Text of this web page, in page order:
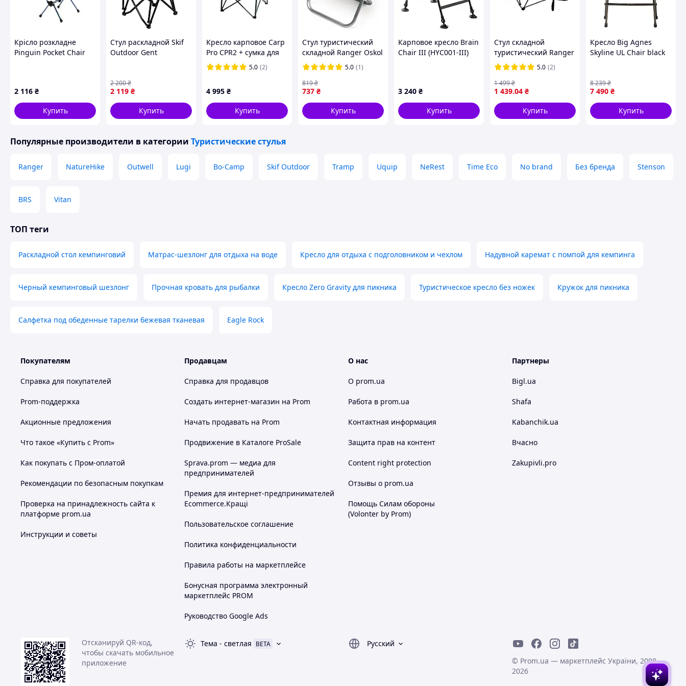
Крісло розкладне
Pinguin Pocket Chair
2 116 ₴
Купить
Стул раскладной Skif
Outdoor Gent
2 119 ₴
2 200₴
Купить
Кресло карповое Carp
Pro CPR2 + сумка для
переноски (комплект)
5.0 (2)
4 995 ₴
Купить
Стул туристический
складной Ranger Oskol
RA 4424 алюминиевый
для рыбалки и
пикника
5.0 (1)
737 ₴
819₴
Купить
Карповое кресло Brain
Chair III (HYC001-III)
3 240 ₴
Купить
Стул складной
туристический Ranger
Relax (RA 2255)
5.0 (2)
1 439.04 ₴
1 499₴
Купить
Кресло Big Agnes
Skyline UL Chair black
7 490 ₴
8 239₴
Купить
Популярные производители в категории Туристические стулья
Ranger NatureHike Outwell Lugi Bo-Camp Skif Outdoor Tramp Uquip NeRest Time Eco No brand Без бренда Stenson
BRS Vitan
ТОП теги
Раскладной стол кемпинговий Матрас-шезлонг для отдыха на воде Кресло для отдыха с подголовником и чехлом Надувной каремат с помпой для кемпинга
Черный кемпинговый шезлонг Прочная кровать для рыбалки Кресло Zero Gravity для пикника Туристическое кресло без ножек Кружок для пикника
Салфетка под обеденные тарелки бежевая тканевая Eagle Rock
Покупателям
Справка для покупателей
Prom-поддержка
Акционные предложения
Что такое «Купить с Prom»
Как покупать с Пром-оплатой
Рекомендации по безопасным покупкам
Проверка на принадлежность сайта к
платформе prom.ua
Инструкции и советы
Продавцам
Справка для продавцов
Создать интернет-магазин на Prom
Начать продавать на Prom
Продвижение в Каталоге ProSale
Sprava.prom — медиа для
предпринимателей
Премия для интернет-предпринимателей
Ecommerce.Кращі
Пользовательское соглашение
Политика конфиденциальности
Правила работы на маркетплейсе
Бонусная программа электронный
маркетплейс PROM
Руководство Google Ads
О нас
О prom.ua
Работа в prom.ua
Контактная информация
Защита прав на контент
Content right protection
Отзывы о prom.ua
Помощь Силам обороны
(Volonter by Prom)
Партнеры
Bigl.ua
Shafa
Kabanchik.ua
Вчасно
Zakupivli.pro
Отсканируй QR-код,
чтобы скачать мобильное
приложение
Тема - светлая BETA
Русский
© Prom.ua — маркетплейс України, 2008-
2026